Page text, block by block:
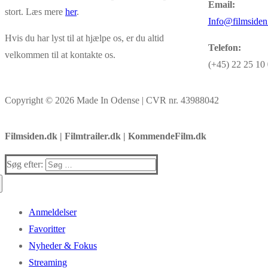
stort. Læs mere her.
Hvis du har lyst til at hjælpe os, er du altid
velkommen til at kontakte os.
Email:
Telefon:
(+45) 22 25 10
Copyright © 2026 Made In Odense | CVR nr. 43988042
Filmsiden.dk | Filmtrailer.dk | KommendeFilm.dk
Søg efter:
Anmeldelser
Favoritter
Nyheder & Fokus
Streaming